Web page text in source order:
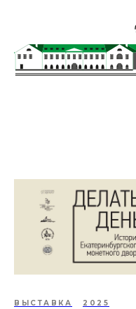
Уральский
художественный
ВЫСТАВКА 2025